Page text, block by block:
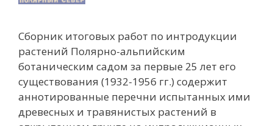
Сборник итоговых работ по интродукции
растений Полярно-альпийским
ботаническим садом за первые 25 лет его
существования (1932-1956 гг.) содержит
аннотированные перечни испытанных ими
древесных и травянистых растений в